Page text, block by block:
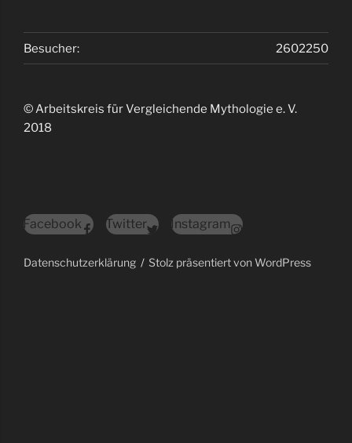
2602250
Besucher:
© Arbeitskreis für Vergleichende Mythologie e. V.
2018
Facebook Twitter Instagram
Datenschutzerklärung Stolz präsentiert von WordPress